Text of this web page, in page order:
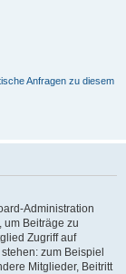
Anfragen zu diesem
Administration
um Beiträge zu
Zugriff auf
zum Beispiel
Mitglieder, Beitritt